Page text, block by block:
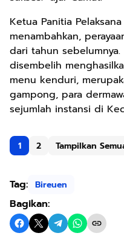
Ketua Panitia
menambahkan,
dari tahun
disembelih
menu kenduri,
gampong, para
sejumlah instansi di
1 2 Tampilkan
Tag: Bireuen
Bagikan: